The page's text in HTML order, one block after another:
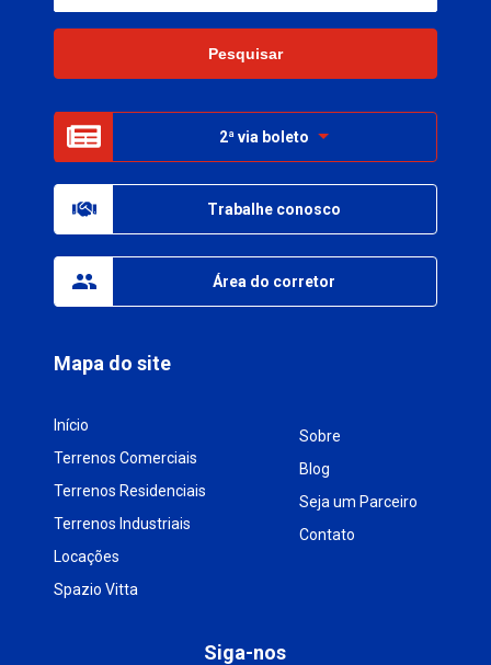
Mapa do site
Início
Terrenos Comerciais
Terrenos Residenciais
Terrenos Industriais
Locações
Spazio Vitta
Sobre
Blog
Seja um Parceiro
Contato
2ª via boleto
Trabalhe conosco
Área do corretor
Siga-nos